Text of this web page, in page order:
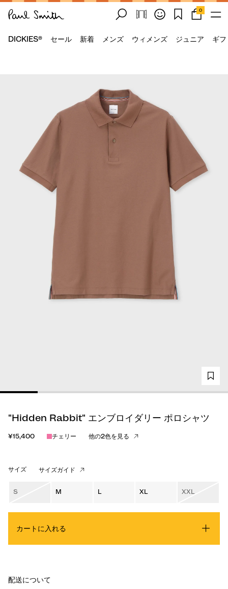
0
DICKIES® セール 新着 メンズ ウィメンズ ジュニア ギ
"Hidden Rabbit" エンブロイダリー ポロシャツ
¥15,400 チェリー 他の2色を見る
サイズ サイズガイド
S M L XL XXL
カートに入れる
配送について